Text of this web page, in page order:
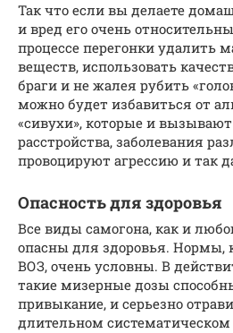
Так что если вы делаете
и вред его очень
процессе перегонки удалить
веществ, использовать
браги и не жалея рубить
можно будет избавиться от
«сивухи», которые и
расстройства, заболевания
провоцируют агрессию и так
Опасность для здоровья
Все виды самогона, как и
опасны для здоровья. Нормы,
ВОЗ, очень условны. В
такие мизерные дозы
привыкание, и серьезно
длительном